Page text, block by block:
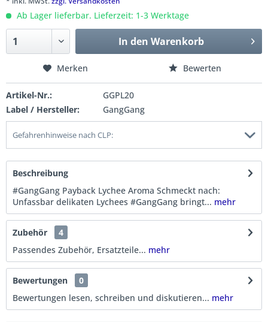
Ab Lager lieferbar. Lieferzeit: 1-3 Werktage
In den Warenkorb
Merken Bewerten
Artikel-Nr.:
GGPL20
Label / Hersteller:
GangGang
Gefahrenhinweise nach CLP:
Beschreibung
#GangGang Payback Lychee Aroma Schmeckt nach:
Unfassbar delikaten Lychees #GangGang bringt... mehr
Zubehör
4
Passendes Zubehör, Ersatzteile... mehr
Bewertungen
0
Bewertungen lesen, schreiben und diskutieren... mehr